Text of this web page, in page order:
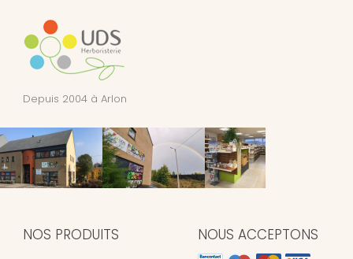
Depuis 2004 à Arlon
NOS PRODUITS NOUS ACCEPTONS